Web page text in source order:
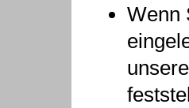
Wenn